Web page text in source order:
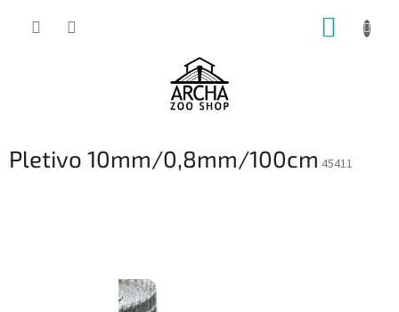
Pletivo 10mm/0,8mm/100cm 45411